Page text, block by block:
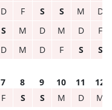
D F S S M
D
S M D M D
F
D M D F S S
7 8 9 10 11
12
F S S M D M